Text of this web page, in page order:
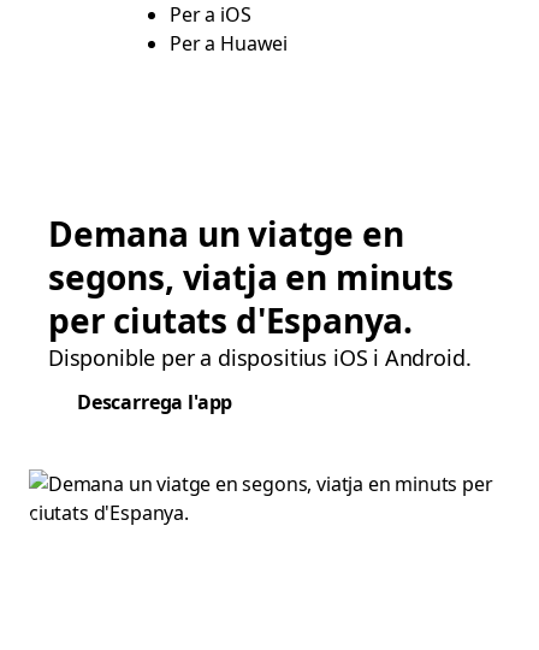
Per a iOS
Per a Huawei
Demana un viatge en
segons, viatja en minuts
per ciutats d'Espanya.
Disponible per a dispositius iOS i Android.
Descarrega l'app